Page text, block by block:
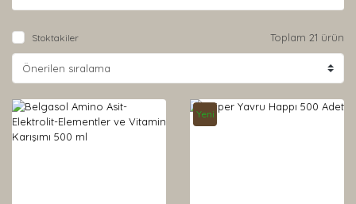
Stoktakiler Toplam 21 ürün
Yeni